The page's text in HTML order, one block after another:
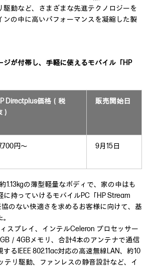
駆動など、さまざまな先進テクノロジーを
ンの中に高いパフォーマンスを凝縮した製
ジが付帯し、手軽に使えるモバイル「HP
Directplus価格（税
販売開始日
円～ 9月15日
1.13kgの薄型軽量なボディで、家の中はも
に持っていけるモバイルPC「HP Stream
協のない快適さを求めるお客様に向けて、基
スプレイ、インテルCeleron プロセッサー
／4GBメモリ、合計4本のアンテナで通信
るIEEE 802.11ac対応の高速無線LAN、約10
テリ駆動、ファンレスの静音設計など、イ